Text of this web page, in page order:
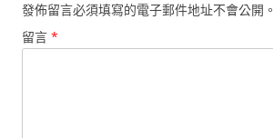
發佈留言必須填寫的電子郵件地址不會公開。
留言 *